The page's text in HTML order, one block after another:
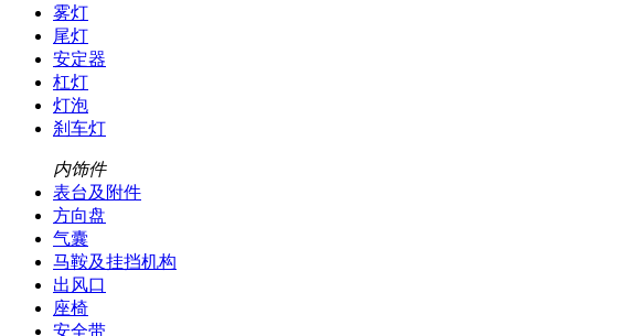
雾灯
尾灯
安定器
杠灯
灯泡
刹车灯
内饰件
表台及附件
方向盘
气囊
马鞍及挂挡机构
出风口
座椅
安全带